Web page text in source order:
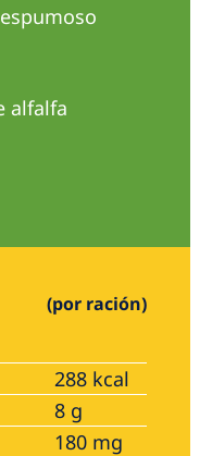
alfalfa
(por ración)
288 kcal
8 g
180 mg